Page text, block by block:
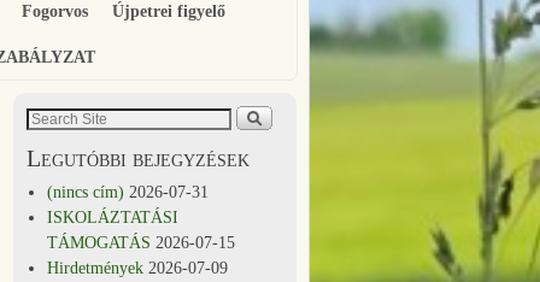
Fogorvos Újpetrei figyelő
Legutóbbi bejegyzések
(nincs cím) 2026-07-31
ISKOLÁZTATÁSI
TÁMOGATÁS 2026-07-15
Hirdetmények 2026-07-09